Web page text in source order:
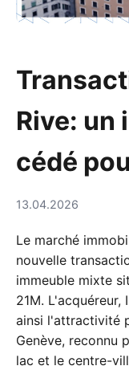
Rive: un
cédé
13.04.2026
Le marché
nouvelle
immeuble mixte
21M. L'acquéreur,
ainsi l'attractivité
Genève, reconnu
lac et le centre-